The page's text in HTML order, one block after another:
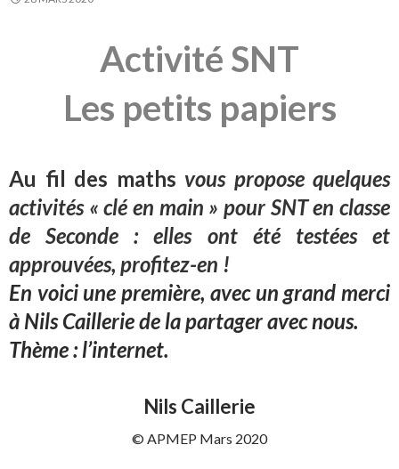
Activité SNT
Les petits papiers
Au fil des maths vous propose quelques
activités « clé en main » pour SNT en classe
de Seconde : elles ont été testées et
approuvées, profitez-en !
En voici une première, avec un grand merci
à Nils Caillerie de la partager avec nous.
Thème : l’internet.
Nils Caillerie
© APMEP Mars 2020